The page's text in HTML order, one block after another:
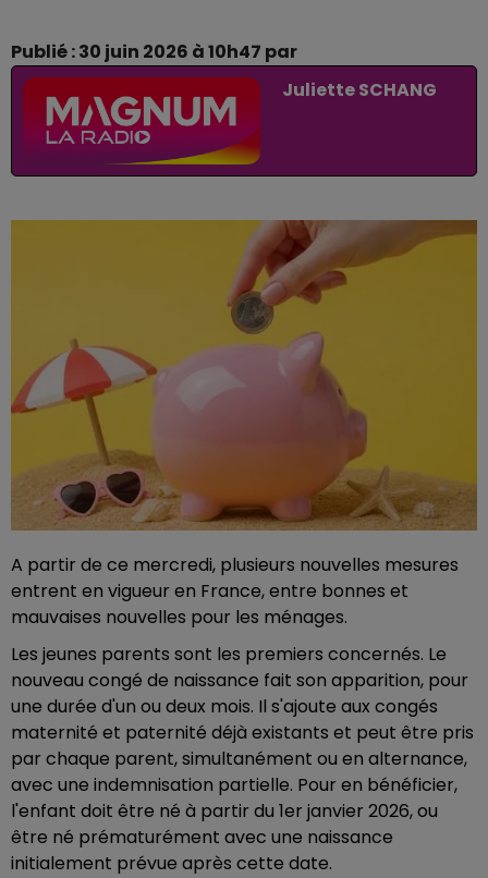
Publié : 30 juin 2026 à 10h47 par
Juliette SCHANG
A partir de ce mercredi, plusieurs nouvelles mesures
entrent en vigueur en France, entre bonnes et
mauvaises nouvelles pour les ménages.
Les jeunes parents sont les premiers concernés. Le
nouveau congé de naissance fait son apparition, pour
une durée d'un ou deux mois. Il s'ajoute aux congés
maternité et paternité déjà existants et peut être pris
par chaque parent, simultanément ou en alternance,
avec une indemnisation partielle. Pour en bénéficier,
l'enfant doit être né à partir du 1er janvier 2026, ou
être né prématurément avec une naissance
initialement prévue après cette date.